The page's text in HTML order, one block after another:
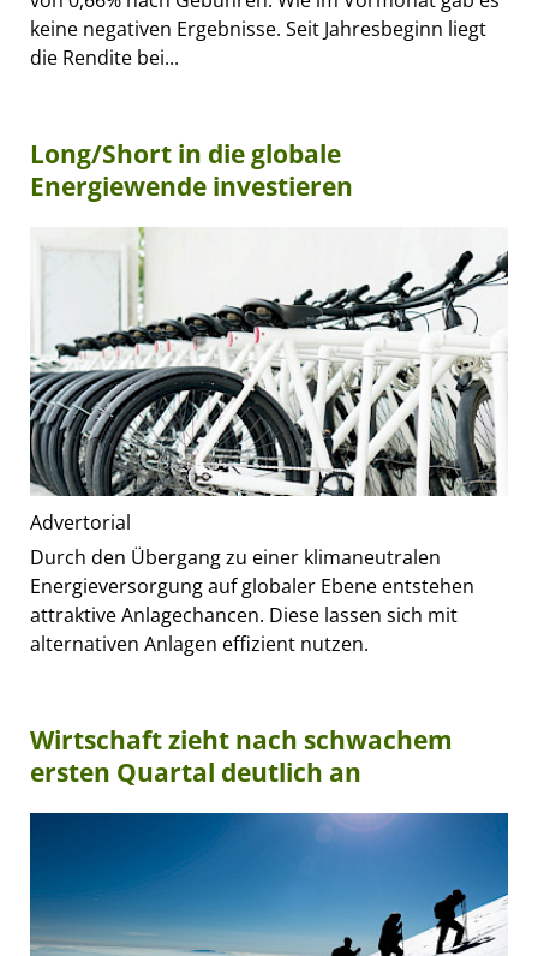
keine negativen Ergebnisse. Seit Jahresbeginn liegt
die Rendite bei...
Long/Short in die globale
Energiewende investieren
Advertorial
Durch den Übergang zu einer klimaneutralen
Energieversorgung auf globaler Ebene entstehen
attraktive Anlagechancen. Diese lassen sich mit
alternativen Anlagen effizient nutzen.
Wirtschaft zieht nach schwachem
ersten Quartal deutlich an